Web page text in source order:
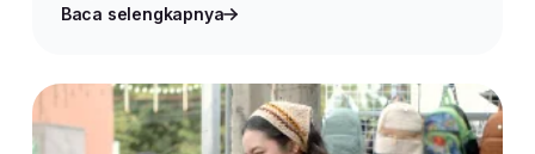
Baca selengkapnya